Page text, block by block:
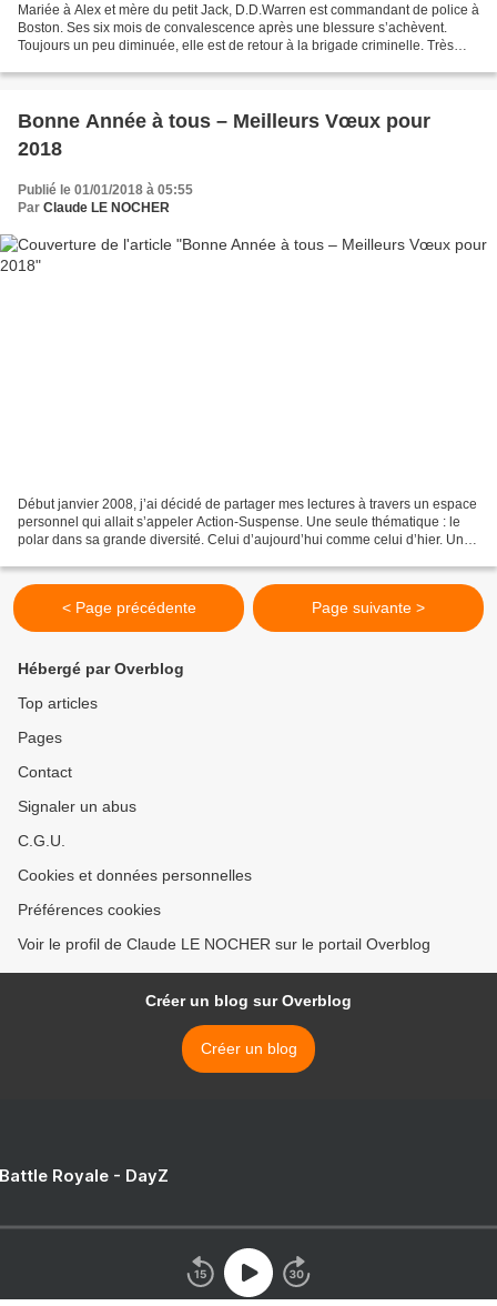
Mariée à Alex et mère du petit Jack, D.D.Warren est commandant de police à
Boston. Ses six mois de convalescence après une blessure s’achèvent.
Toujours un peu diminuée, elle est de retour à la brigade criminelle. Très
Bonne Année à tous – Meilleurs Vœux pour
2018
Publié le 01/01/2018 à 05:55
Par Claude LE NOCHER
Début janvier 2008, j’ai décidé de partager mes lectures à travers un espace
personnel qui allait s’appeler Action-Suspense. Une seule thématique : le
polar dans sa grande diversité. Celui d’aujourd’hui comme celui d’hier. Un
< Page précédente Page suivante >
Hébergé par Overblog
Top articles
Pages
Contact
Signaler un abus
C.G.U.
Cookies et données personnelles
Préférences cookies
Voir le profil de Claude LE NOCHER sur le portail Overblog
Créer un blog sur Overblog
Créer un blog
Royale - DayZ